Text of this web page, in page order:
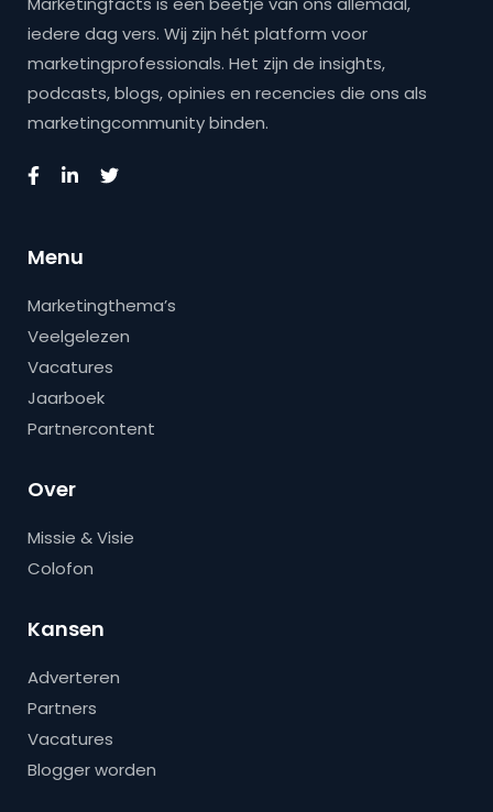
iedere dag vers. Wij zijn hét platform voor
marketingprofessionals. Het zijn de insights,
podcasts, blogs, opinies en recencies die ons als
marketingcommunity binden.
Menu
Marketingthema’s
Veelgelezen
Vacatures
Jaarboek
Partnercontent
Over
Missie & Visie
Colofon
Kansen
Adverteren
Partners
Vacatures
Blogger worden